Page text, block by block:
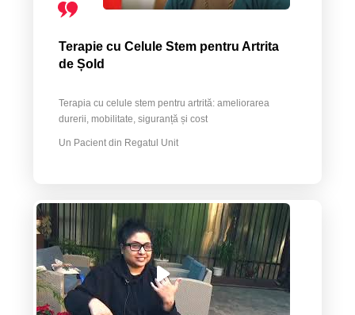
Terapie cu Celule Stem pentru Artrita
de Șold
Terapia cu celule stem pentru artrită: ameliorarea
durerii, mobilitate, siguranță și cost
Un Pacient din Regatul Unit